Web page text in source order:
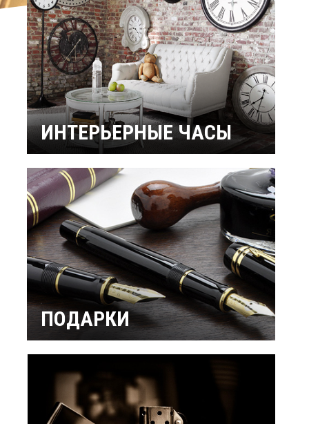
бриллиантами
Хронографы
ИНТЕРЬЕРНЫЕ ЧАСЫ
Будильники
Бренды
ПОДАРКИ
Повод / Событие
Зодиака
Подарок ребенку
Подарки по